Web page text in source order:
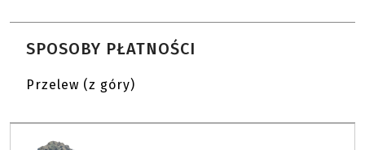
SPOSOBY PŁATNOŚCI
Przelew (z góry)